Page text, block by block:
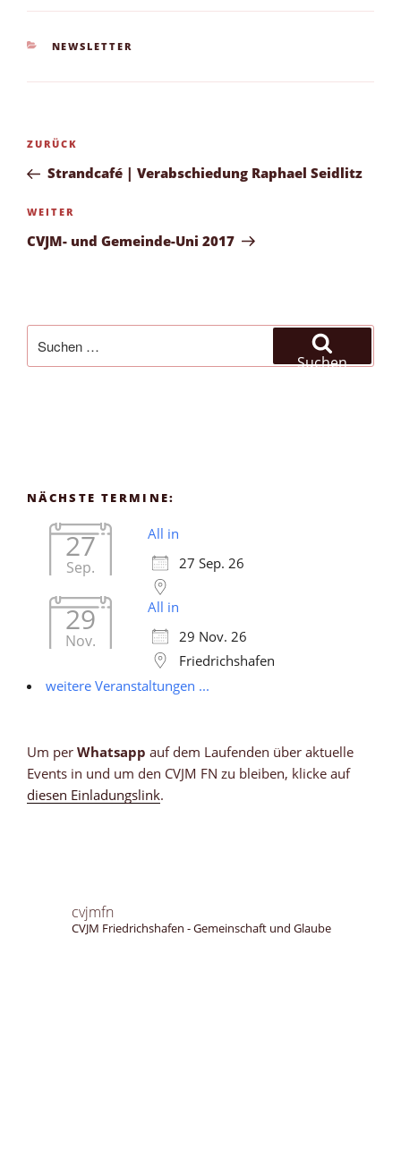
KATEGORIEN
NEWSLETTER
Beitragsnavigation
Vorheriger
Beitrag
ZURÜCK
Strandcafé | Verabschiedung Raphael Seidlitz
Nächster
Beitrag
WEITER
CVJM- und Gemeinde-Uni 2017
nach:
Suchen
NÄCHSTE TERMINE:
27
Sep.
All in
27 Sep. 26
29
Nov.
All in
29 Nov. 26
Friedrichshafen
weitere Veranstaltungen ...
Um per Whatsapp auf dem Laufenden über aktuelle
Events in und um den CVJM FN zu bleiben, klicke auf
diesen Einladungslink.
cvjmfn
CVJM Friedrichshafen - Gemeinschaft und Glaube